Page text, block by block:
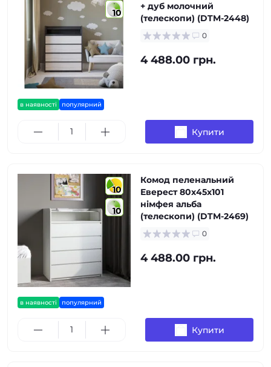
10
в наявності популярний
+ дуб молочний
(телескопи) (DTM-2448)
0
4 488.00 грн.
Купити
10
10
в наявності популярний
Комод пеленальний
Еверест 80х45х101
німфея альба
(телескопи) (DTM-2469)
0
4 488.00 грн.
Купити